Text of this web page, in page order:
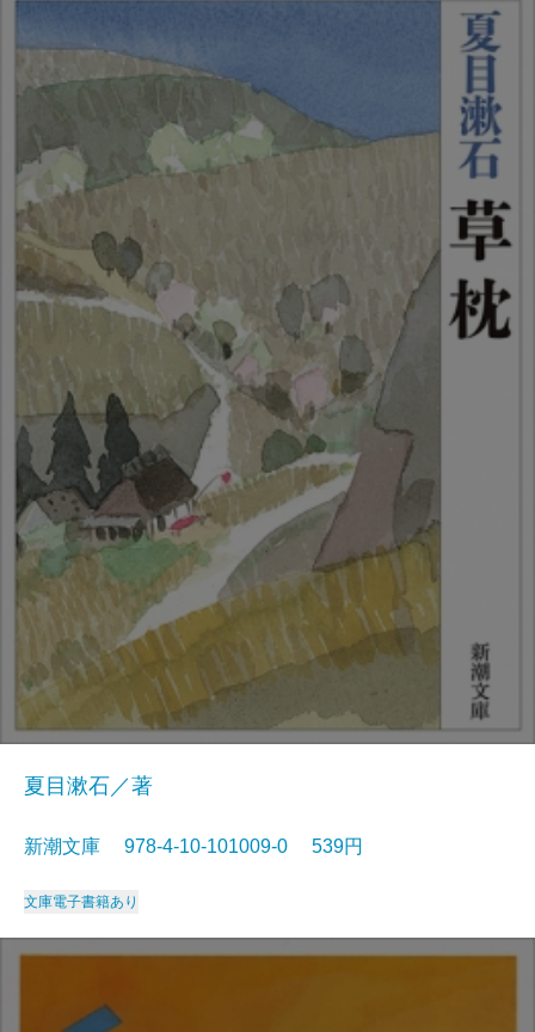
夏目漱石／著
新潮文庫 978-4-10-101009-0 539円
文庫電子書籍あり